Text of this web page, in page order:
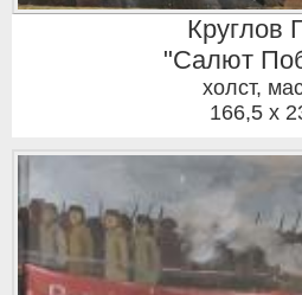
Круглов
"Салют
холст,
166,5 x